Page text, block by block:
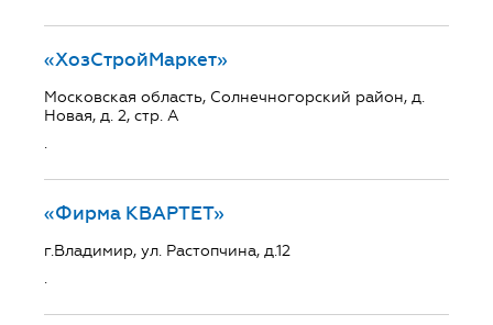
«ХозСтройМаркет»
Московская область, Солнечногорский район, д.
Новая, д. 2, стр. А
.
«Фирма КВАРТЕТ»
г.Владимир, ул. Растопчина, д.12
.